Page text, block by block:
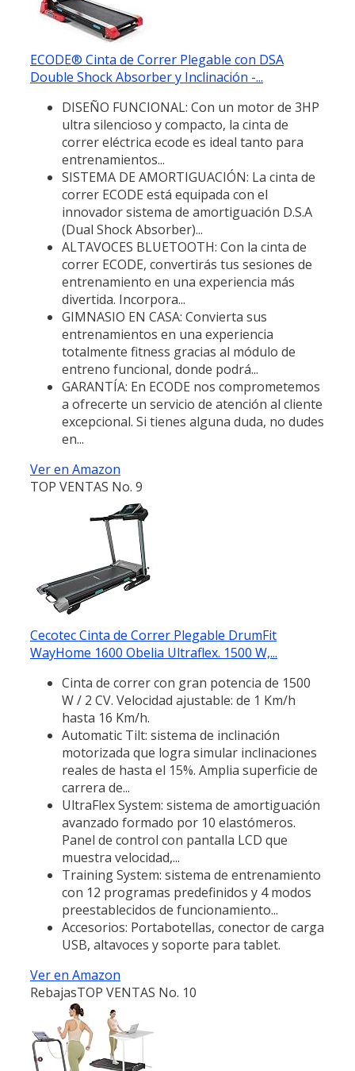
ECODE® Cinta de Correr Plegable con DSA
Double Shock Absorber y Inclinación -...
DISEÑO FUNCIONAL: Con un motor de 3HP
ultra silencioso y compacto, la cinta de
correr eléctrica ecode es ideal tanto para
entrenamientos...
SISTEMA DE AMORTIGUACIÓN: La cinta de
correr ECODE está equipada con el
innovador sistema de amortiguación D.S.A
(Dual Shock Absorber)...
ALTAVOCES BLUETOOTH: Con la cinta de
correr ECODE, convertirás tus sesiones de
entrenamiento en una experiencia más
divertida. Incorpora...
GIMNASIO EN CASA: Convierta sus
entrenamientos en una experiencia
totalmente fitness gracias al módulo de
entreno funcional, donde podrá...
GARANTÍA: En ECODE nos comprometemos
a ofrecerte un servicio de atención al cliente
excepcional. Si tienes alguna duda, no dudes
en...
Ver en Amazon
TOP VENTAS No. 9
Cecotec Cinta de Correr Plegable DrumFit
WayHome 1600 Obelia Ultraflex. 1500 W,...
Cinta de correr con gran potencia de 1500
W / 2 CV. Velocidad ajustable: de 1 Km/h
hasta 16 Km/h.
Automatic Tilt: sistema de inclinación
motorizada que logra simular inclinaciones
reales de hasta el 15%. Amplia superficie de
carrera de...
UltraFlex System: sistema de amortiguación
avanzado formado por 10 elastómeros.
Panel de control con pantalla LCD que
muestra velocidad,...
Training System: sistema de entrenamiento
con 12 programas predefinidos y 4 modos
preestablecidos de funcionamiento...
Accesorios: Portabotellas, conector de carga
USB, altavoces y soporte para tablet.
Ver en Amazon
RebajasTOP VENTAS No. 10